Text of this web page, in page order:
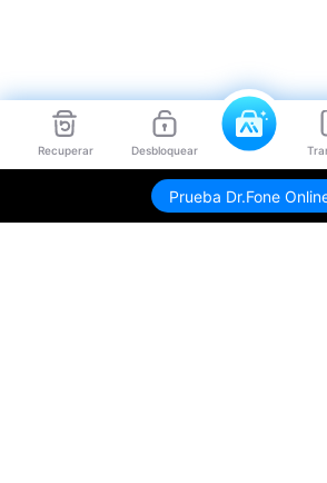
Recuperar Desbloquear
Prueba Dr.Fone